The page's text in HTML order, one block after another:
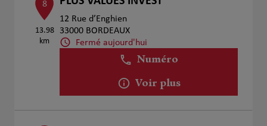
8
13.98
km
12 Rue d’Enghien
33000 BORDEAUX
Fermé aujourd'hui
Numéro
Voir plus